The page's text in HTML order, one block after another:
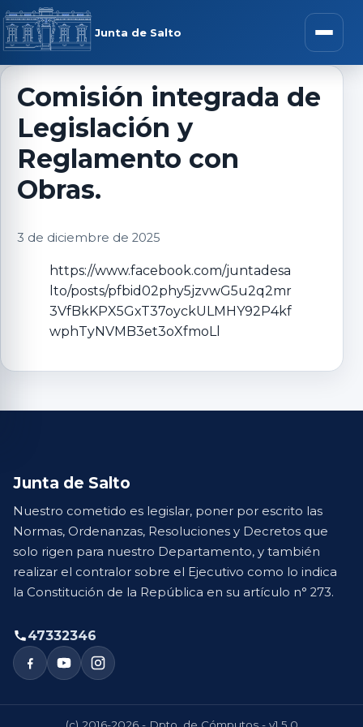
Saltar al contenido
Junta de Salto Abrir
menú
Comisión integrada de
Legislación y
Reglamento con
Obras.
3 de diciembre de 2025
https://www.facebook.com/juntadesa
lto/posts/pfbid02phy5jzvwG5u2q2mr
3VfBkKPX5GxT37oyckULMHY92P4kf
wphTyNVMB3et3oXfmoLl
Junta de Salto
Nuestro cometido es legislar, poner por escrito las
Normas, Ordenanzas, Resoluciones y Decretos que
solo rigen para nuestro Departamento, y también
realizar el contralor sobre el Ejecutivo como lo indica
la Constitución de la República en su artículo n° 273.
47332346
(c) 2016-2026 - Dpto. de Cómputos - v1.5.0